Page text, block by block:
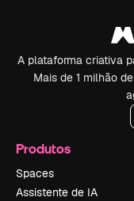
A plataforma criativa
Mais de 1 milhão
Produtos
Spaces
Assistente de IA